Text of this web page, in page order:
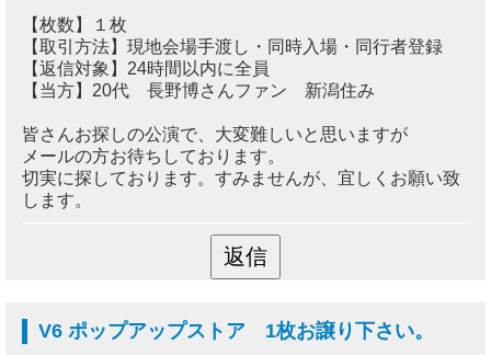
【枚数】１枚
【取引方法】現地会場手渡し・同時入場・同行者登録
【返信対象】24時間以内に全員
【当方】20代 長野博さんファン 新潟住み
皆さんお探しの公演で、大変難しいと思いますが
メールの方お待ちしております。
切実に探しております。すみませんが、宜しくお願い致
します。
V6 ポップアップストア 1枚お譲り下さい。